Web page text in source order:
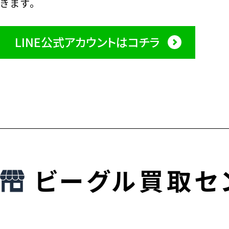
きます。
LINE公式アカウントはコチラ
ビーグル買取セ